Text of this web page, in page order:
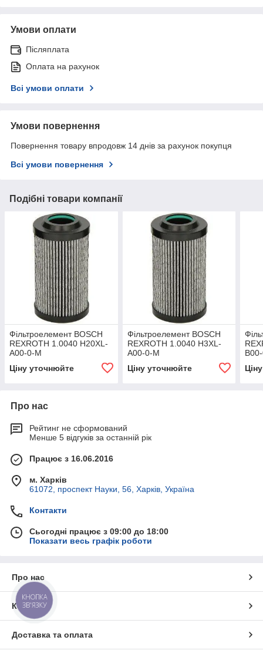
Умови оплати
Післяплата
Оплата на рахунок
Всі умови оплати
Умови повернення
Повернення товару впродовж 14 днів за рахунок покупця
Всі умови повернення
Подібні товари компанії
Фільтроелемент BOSCH
REXROTH 1.0040 H20XL-
A00-0-M
Ціну уточнюйте
Фільтроелемент BOSCH
REXROTH 1.0040 H3XL-
A00-0-M
Ціну уточнюйте
Про нас
Рейтинг не сформований
Менше 5 відгуків за останній рік
Працює з 16.06.2016
м. Харків
61072, проспект Науки, 56, Харків, Україна
Контакти
Сьогодні працює з 09:00 до 18:00
Показати весь графік роботи
Про нас
Контакти
Доставка та оплата
КНОПКА
ЗВ'ЯЗКУ